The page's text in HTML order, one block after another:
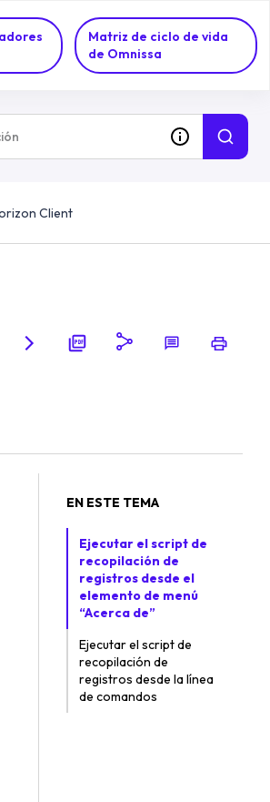
Matriz de ciclo de vida
de Omnissa
Client
EN ESTE TEMA
Ejecutar el script de
recopilación de
registros desde el
elemento de menú
“Acerca de”
Ejecutar el script de
recopilación de
registros desde la línea
de comandos